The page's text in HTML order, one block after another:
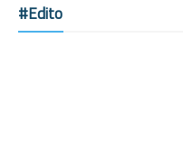
#Edito